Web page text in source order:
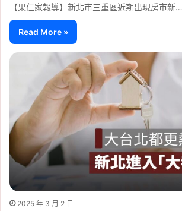
【果仁家報導】新北市三重區近期出現房市新…
Read More »
2025 年 3 月 2 日